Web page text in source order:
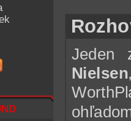
Jeden
Nielsen